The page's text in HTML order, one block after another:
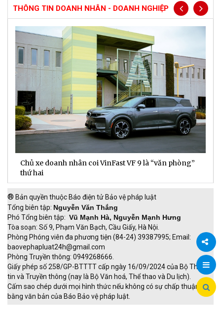
Chia
THÔNG TIN DOANH NHÂN - DOANH NGHIỆP
Chủ xe doanh nhân coi VinFast VF 9 là “văn phòng”
thứ hai
® Bản quyền thuộc Báo điện tử Bảo vệ pháp luật
Tổng biên tập: Nguyễn Văn Thắng
Phó Tổng biên tập: Vũ Mạnh Hà, Nguyễn Mạnh Hưng
Tòa soạn: Số 9, Phạm Văn Bạch, Cầu Giấy, Hà Nội.
Phòng Phóng viên đa phương tiện (84-24) 39387995; Email:
baovephapluat24h@gmail.com
Phòng Truyền thông: 0949268666.
Giấy phép số 258/GP-BTTTT cấp ngày 16/09/2024 của Bộ Thông
tin và Truyền thông (nay là Bộ Văn hoá, Thể thao và Du lịch).
Cấm sao chép dưới mọi hình thức nếu không có sự chấp thuận
bằng văn bản của Báo Bảo vệ pháp luật.